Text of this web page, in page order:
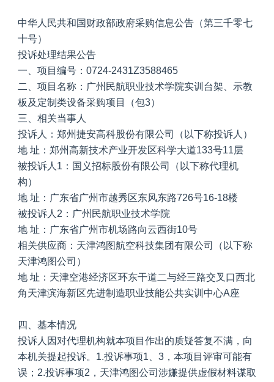
中华人民共和国财政部政府采购信息公告（第三千零七
十号）
投诉处理结果公告
一、项目编号：0724-2431Z3588465
二、项目名称：广州民航职业技术学院实训台架、示教
板及定制类设备采购项目（包3）
三、相关当事人
投诉人：郑州捷安高科股份有限公司（以下称投诉人）
地 址：郑州高新技术产业开发区科学大道133号11层
被投诉人1：国义招标股份有限公司（以下称代理机
构）
地 址：广东省广州市越秀区东风东路726号16-18楼
被投诉人2：广州民航职业技术学院
地 址：广东省广州市机场路向云西街10号
相关供应商：天津鸿图航空科技集团有限公司（以下称
天津鸿图公司）
地 址：天津空港经济区环东干道二与经三路交叉口西北
角天津滨海新区先进制造职业技能公共实训中心A座
四、基本情况
投诉人因对代理机构就本项目作出的质疑答复不满，向
本机关提起投诉。1.投诉事项1、3，本项目评审可能有
误；2.投诉事项2，天津鸿图公司涉嫌提供虚假材料谋取